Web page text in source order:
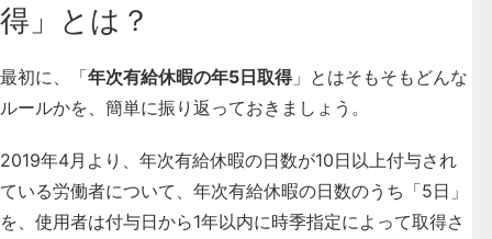
得」とは？
最初に、「年次有給休暇の年5日取得」とはそもそもどんな
ルールかを、簡単に振り返っておきましょう。
2019年4月より、年次有給休暇の日数が10日以上付与され
ている労働者について、年次有給休暇の日数のうち「5日」
を、使用者は付与日から1年以内に時季指定によって取得さ